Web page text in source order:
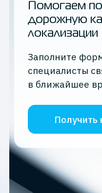
Помогаем
дорожную
локализации
Заполните
специалисты
в ближайшее
Получить